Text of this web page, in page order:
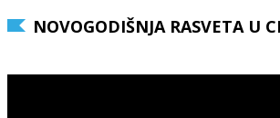
NOVOGODIŠNJA RASVETA U